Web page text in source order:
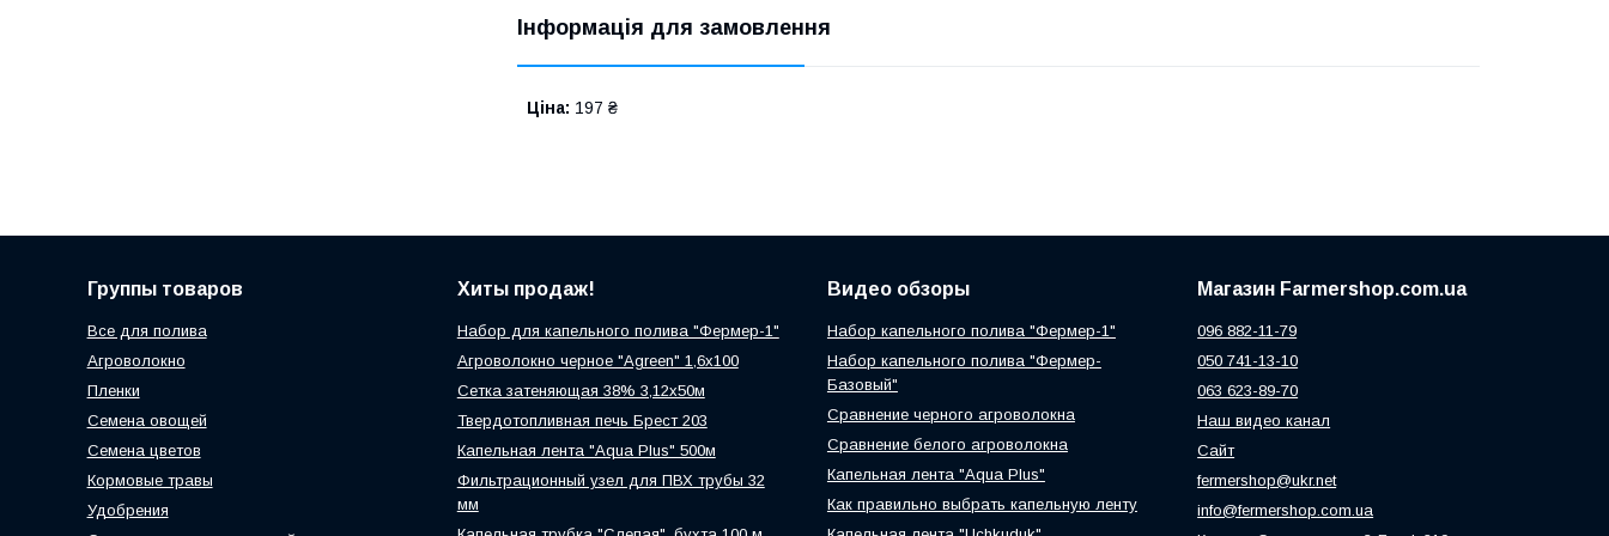
Інформація для замовлення
Ціна: 197 ₴
Группы товаров
Все для полива
Агроволокно
Пленки
Семена овощей
Семена цветов
Кормовые травы
Удобрения
Хиты продаж!
Набор для капельного полива "Фермер-1"
Агроволокно черное "Agreen" 1,6х100
Сетка затеняющая 38% 3,12х50м
Твердотопливная печь Брест 203
Капельная лента "Aqua Plus" 500м
Фильтрационный узел для ПВХ трубы 32
мм
Видео обзоры
Набор капельного полива "Фермер-1"
Набор капельного полива "Фермер-
Базовый"
Сравнение черного агроволокна
Сравнение белого агроволокна
Капельная лента "Aqua Plus"
Как правильно выбрать капельную ленту
Магазин Farmershop.com.ua
096 882-11-79
050 741-13-10
063 623-89-70
Наш видео канал
Сайт
fermershop@ukr.net
info@fermershop.com.ua